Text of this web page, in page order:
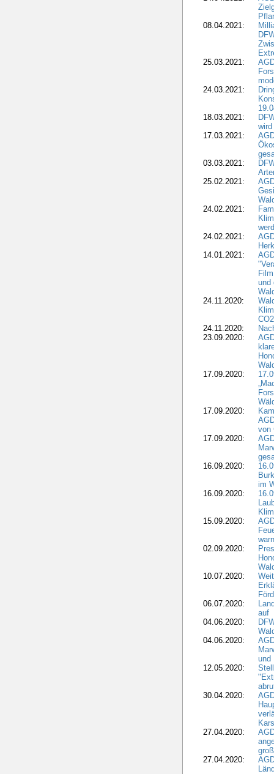
08.04.2021:
25.03.2021:
24.03.2021:
18.03.2021:
17.03.2021:
03.03.2021:
25.02.2021:
24.02.2021:
24.02.2021:
14.01.2021:
und
24.11.2020:
24.11.2020:
23.09.2020:
17.09.2020:
17.09.2020:
von
17.09.2020:
16.09.2020:
im
16.09.2020:
15.09.2020:
02.09.2020:
10.07.2020:
06.07.2020:
auf
04.06.2020:
04.06.2020:
und
12.05.2020:
30.04.2020:
27.04.2020:
27.04.2020: